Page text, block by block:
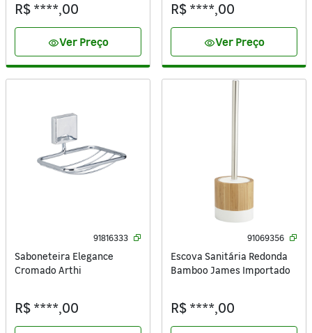
R$ ****,00
visibilityVer Preço
R$ ****,00
visibilityVer Preço
91816333
Saboneteira Elegance
Cromado Arthi
R$ ****,00
91069356
Escova Sanitária Redonda
Bamboo James Importado
R$ ****,00